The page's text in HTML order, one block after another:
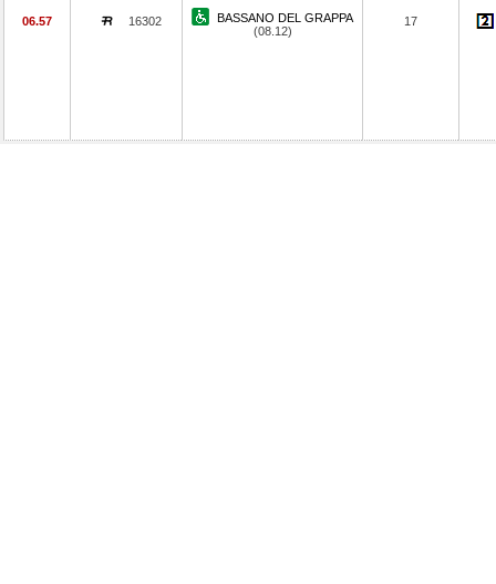
06.57 16302
BASSANO DEL GRAPPA
(08.12)
17